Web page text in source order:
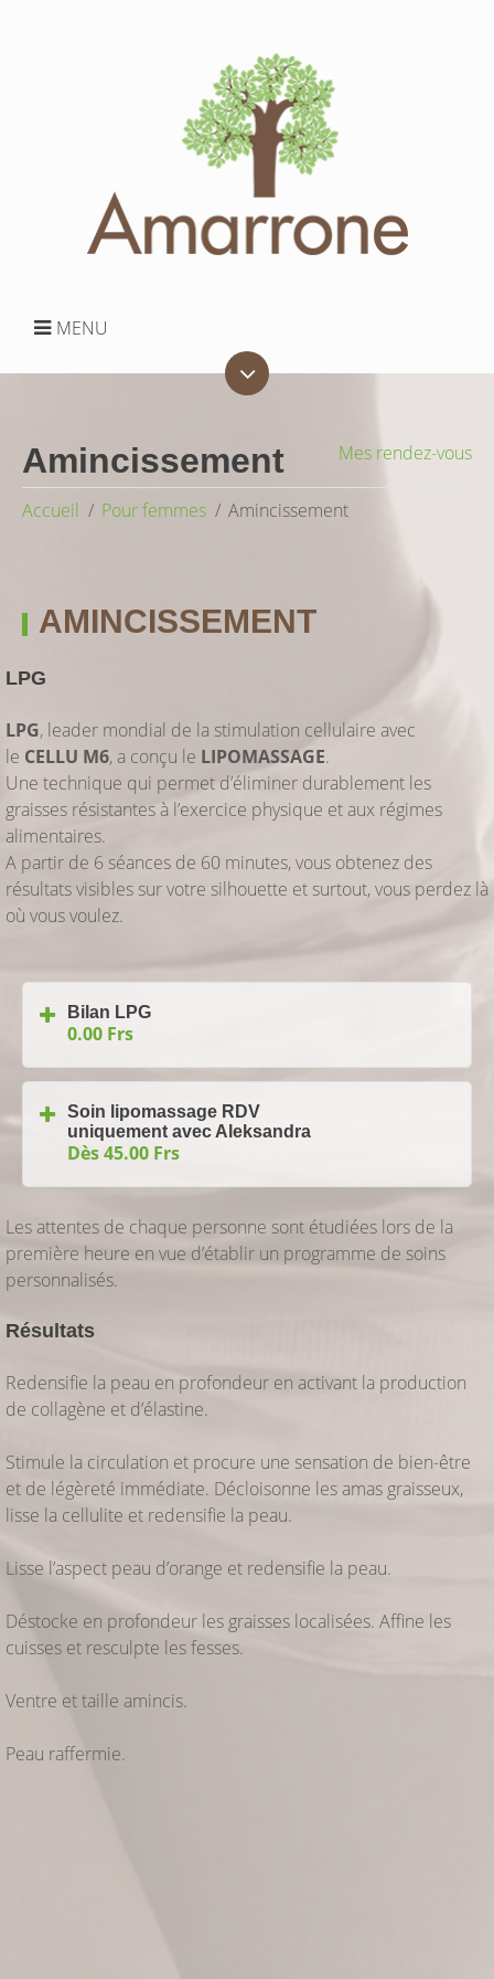
MENU
Mes rendez-vous
Amincissement
Accueil Pour femmes Amincissement
AMINCISSEMENT
LPG
LPG, leader mondial de la stimulation cellulaire avec
le CELLU M6, a conçu le LIPOMASSAGE.
Une technique qui permet d’éliminer durablement les
graisses résistantes à l’exercice physique et aux régimes
alimentaires.
A partir de 6 séances de 60 minutes, vous obtenez des
résultats visibles sur votre silhouette et surtout, vous perdez là
où vous voulez.
Bilan LPG
0.00 Frs
Soin lipomassage RDV
uniquement avec Aleksandra
Dès 45.00 Frs
Les attentes de chaque personne sont étudiées lors de la
première heure en vue d’établir un programme de soins
personnalisés.
Résultats
Redensifie la peau en profondeur en activant la production
de collagène et d’élastine.
Stimule la circulation et procure une sensation de bien-être
et de légèreté immédiate. Décloisonne les amas graisseux,
lisse la cellulite et redensifie la peau.
Lisse l’aspect peau d’orange et redensifie la peau.
Déstocke en profondeur les graisses localisées. Affine les
cuisses et resculpte les fesses.
Ventre et taille amincis.
Peau raffermie.